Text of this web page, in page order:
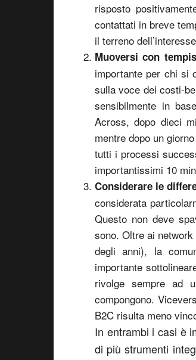
risposto
contattati in breve
il terreno
Muoversi con
importante per chi si
sulla voce dei costi-
sensibilmente in
Across, dopo dieci
mentre dopo un
tutti i processi
importantissimi 10
Considerare le
considerata
Questo non deve
sono. Oltre ai
degli anni), la
importante
rivolge sempre ad
compongono.
B2C risulta meno
In entrambi i casi è
di più strumenti